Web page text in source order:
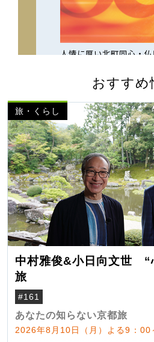
おすすめ
旅・くらし
中村雅俊&小日向文世 “
旅
#161
あなたの知らない京都旅
2026年8月10日（月）よる9：00